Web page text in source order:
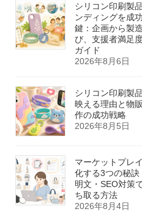
シリコン印刷製
ンディングを成
鍵：企画から製
び、支援者満足
ガイド
2026年8月6日
シリコン印刷製
映える理由と物
作の成功戦略
2026年8月5日
マーケットプレ
化する3つの秘訣
明文・SEO対策
ち取る方法
2026年8月4日